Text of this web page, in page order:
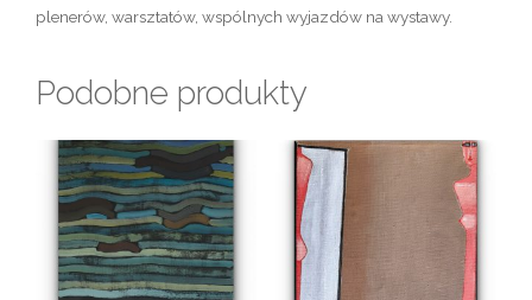
plenerów, warsztatów, wspólnych wyjazdów na wystawy.
Podobne produkty